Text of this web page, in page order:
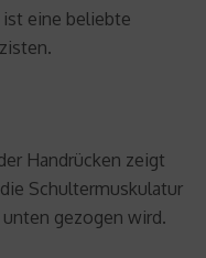
eine beliebte
Handrücken zeigt
Schultermuskulatur
gezogen wird.